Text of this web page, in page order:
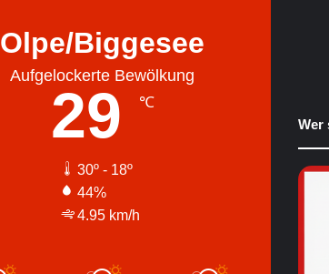
Olpe/Biggesee
Aufgelockerte Bewölkung
29 ℃
30º - 18º
44%
4.95 km/h
Wer